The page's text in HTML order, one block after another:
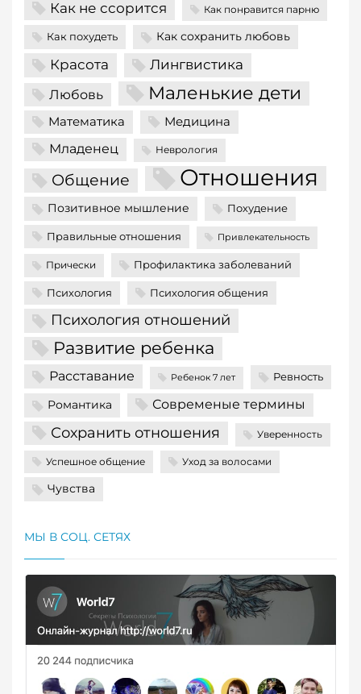
Как не ссорится Как понравится парню
Как похудеть Как сохранить любовь
Красота Лингвистика
Любовь Маленькие дети
Математика Медицина
Младенец Неврология
Общение Отношения
Позитивное мышление Похудение
Правильные отношения Привлекательность
Прически Профилактика заболеваний
Психология Психология общения
Психология отношений
Развитие ребенка
Расставание Ребенок 7 лет Ревность
Романтика Современые термины
Сохранить отношения Уверенность
Успешное общение Уход за волосами
Чувства
МЫ В СОЦ. СЕТЯХ